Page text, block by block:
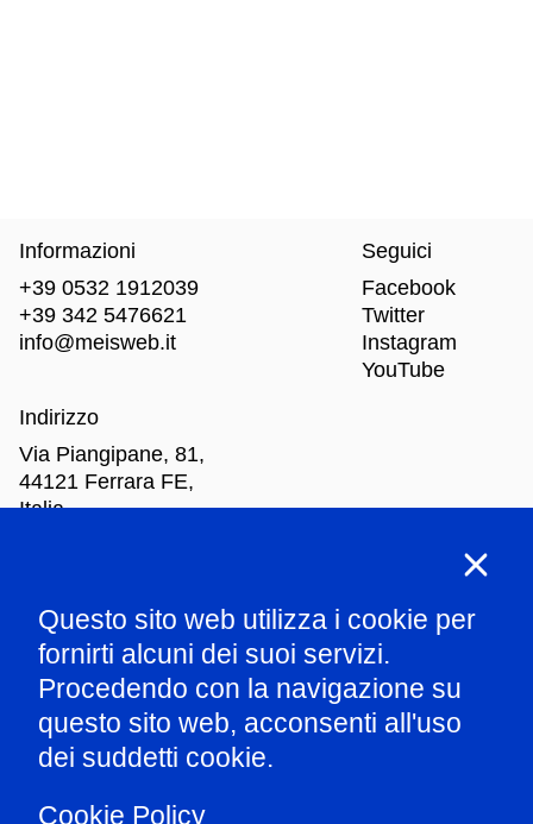
Questo sito web utilizza i cookie per
fornirti alcuni dei suoi servizi.
Procedendo con la navigazione su
questo sito web, acconsenti all'uso
dei suddetti cookie.
Cookie Policy
Informazioni
+39 0532 1912039
+39 342 5476621
info@meisweb.it
Indirizzo
Via Piangipane, 81,
44121 Ferrara FE,
Italia
Seguici
Facebook
Twitter
Instagram
YouTube
Mar-Dom: dalle 10.00 alle 18.00
Parla con il nostro staff
Amministrazione trasparente